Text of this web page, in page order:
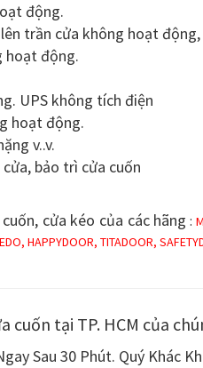
động.
trần cửa không hoạt
hoạt động.
UPS không tích điện
hoạt động.
v..v.
bảo trì cửa cuốn
cửa kéo của các hãng :
HAPPYDOOR, TITADOOR,
cuốn tại TP. HCM của
Sau 30 Phút. Quý Khác